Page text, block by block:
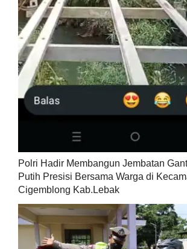
Polri Hadir Membangun Jembatan
Putih Presisi Bersama Warga di
Cigemblong Kab.Lebak